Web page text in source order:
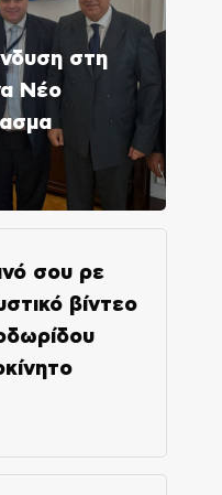
στη
Νέο
σου ρε
βίντεο